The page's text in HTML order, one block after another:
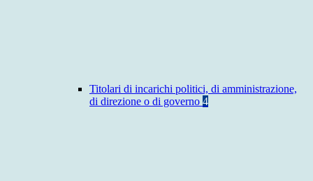
Titolari di incarichi politici, di amministrazione,
di direzione o di governo 4